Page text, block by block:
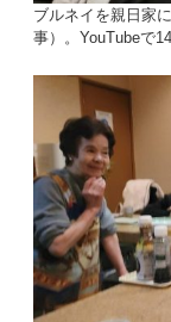
ブルネイを親日家
事）。YouTubeで